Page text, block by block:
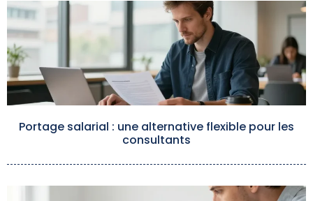
Portage salarial : une alternative flexible pour les
consultants